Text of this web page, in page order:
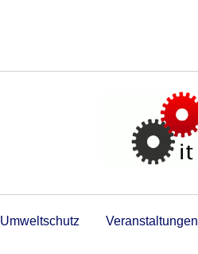
Umweltschutz Veranstaltungen